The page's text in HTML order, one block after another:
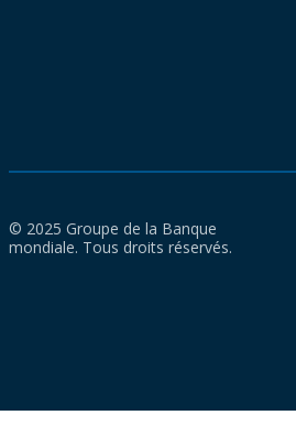
© 2025 Groupe de la Banque
mondiale. Tous droits réservés.